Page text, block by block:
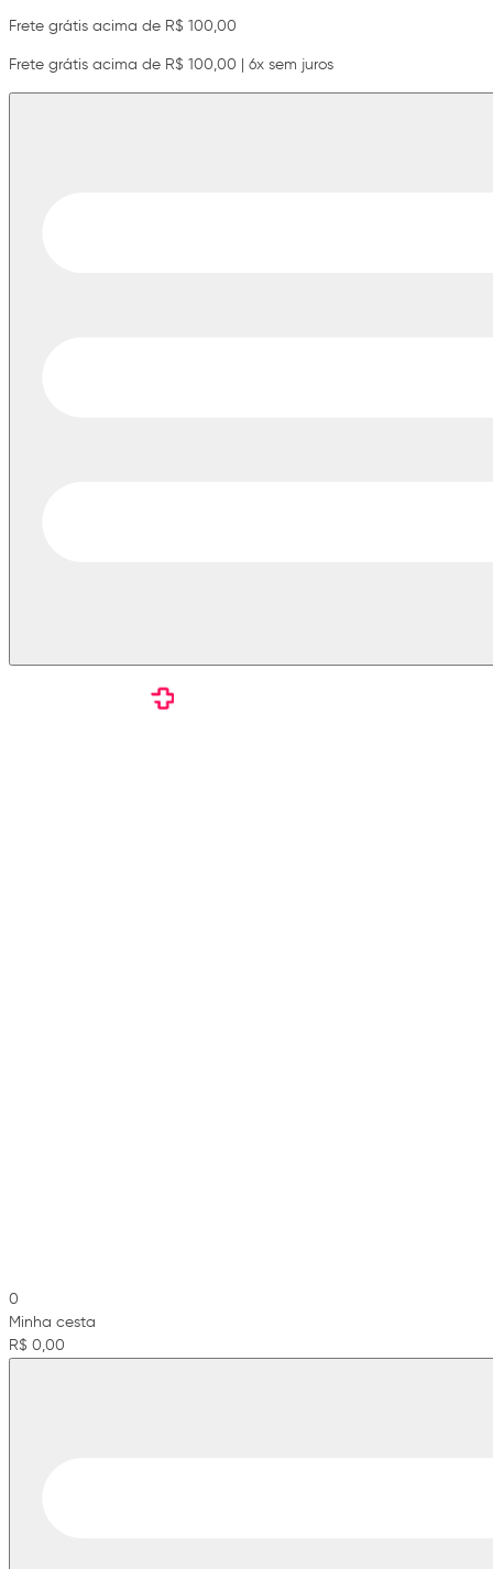
Frete grátis acima de R$ 100,00
Frete grátis acima de R$ 100,00 | 6x sem juros
0
Minha cesta
R$ 0,00